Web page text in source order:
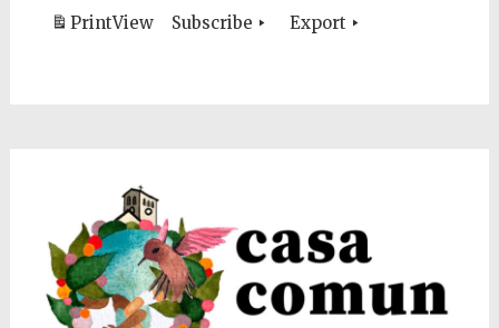
PrintView Subscribe Export